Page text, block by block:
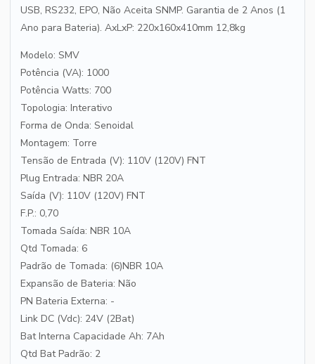
USB, RS232, EPO, Não Aceita SNMP. Garantia de 2 Anos (1
Ano para Bateria). AxLxP: 220x160x410mm 12,8kg
Modelo: SMV
Potência (VA): 1000
Potência Watts: 700
Topologia: Interativo
Forma de Onda: Senoidal
Montagem: Torre
Tensão de Entrada (V): 110V (120V) FNT
Plug Entrada: NBR 20A
Saída (V): 110V (120V) FNT
F.P.: 0,70
Tomada Saída: NBR 10A
Qtd Tomada: 6
Padrão de Tomada: (6)NBR 10A
Expansão de Bateria: Não
PN Bateria Externa: -
Link DC (Vdc): 24V (2Bat)
Bat Interna Capacidade Ah: 7Ah
Qtd Bat Padrão: 2